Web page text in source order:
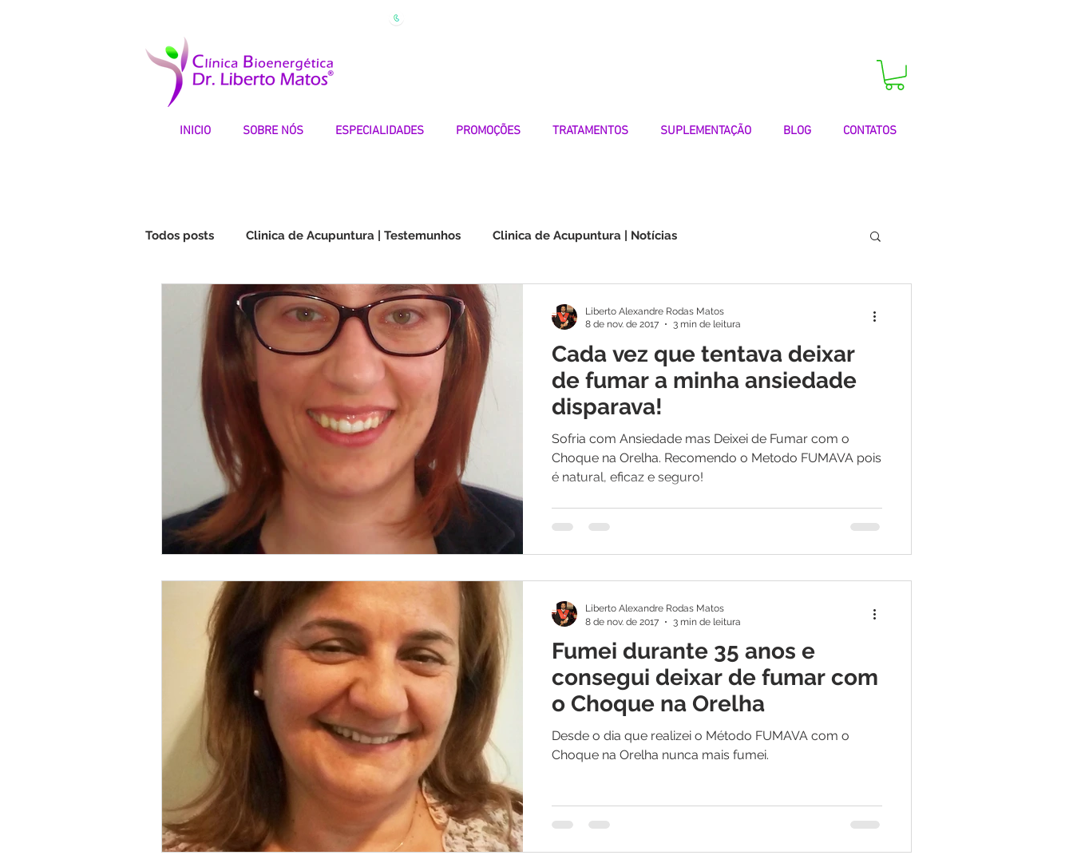
INICIO SOBRE NÓS ESPECIALIDADES PROMOÇÕES TRATAMENTOS SUPLEMENTAÇÃO BLOG CONTATOS
Todos posts Clinica de Acupuntura | Testemunhos Clinica de Acupuntura | Notícias
Fibromialgia | Testemunhos Choque na Orelha | Testemunhos
STOP DEPRESSÃO | Testemunhos Medicina Quântica | TestemunhosCada vez que tentava deixar
de fumar a minha ansiedade
disparava!
Sofria com Ansiedade mas Deixei de Fumar com o
Choque na Orelha. Recomendo o Metodo FUMAVA pois
é natural, eficaz e seguro!
Liberto Alexandre Rodas Matos
8 de nov. de 2017
3 min de leitura
Fumei durante 35 anos e
consegui deixar de fumar com
o Choque na Orelha
Desde o dia que realizei o Método FUMAVA com o
Choque na Orelha nunca mais fumei.
Liberto Alexandre Rodas Matos
8 de nov. de 2017
3 min de leitura